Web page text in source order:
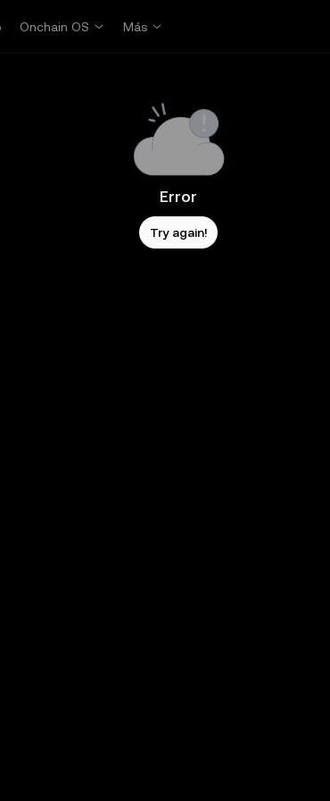
Onchain OS Más
Error
Try again!